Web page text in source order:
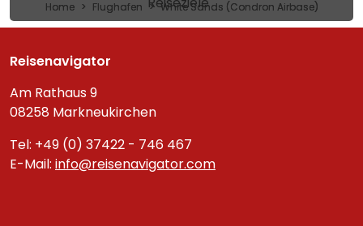
Home Flughafen White Sands (Condron Airbase)
Reisenavigator
Am Rathaus 9
08258 Markneukirchen
Tel: +49 (0) 37422 - 746 467
E-Mail: info@reisenavigator.com